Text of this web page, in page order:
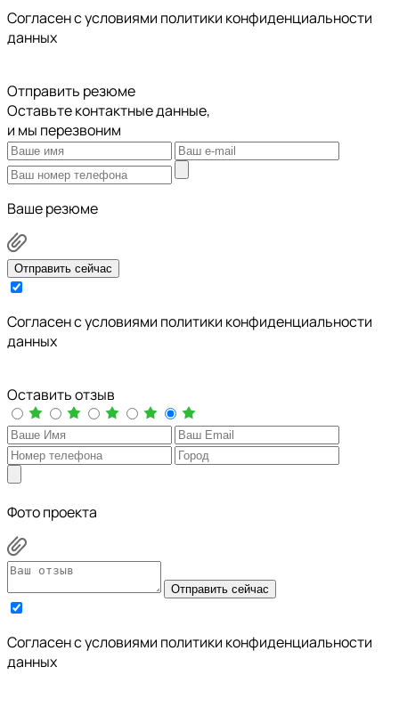
Cогласен с условиями политики конфиденциальности
данных
Отправить резюме
Оставьте контактные данные,
и мы перезвоним
Ваше резюме
Отправить сейчас
Cогласен с условиями политики конфиденциальности
данных
Оставить отзыв
Фото проекта
Отправить сейчас
Cогласен с условиями политики конфиденциальности
данных